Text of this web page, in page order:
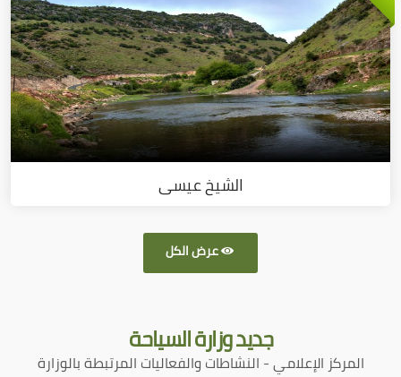
الشيخ عيسى
عرض الكل
جديدوزارة السياحة
المركز الإعلامي - النشاطات والفعاليات المرتبطة بالوزارة